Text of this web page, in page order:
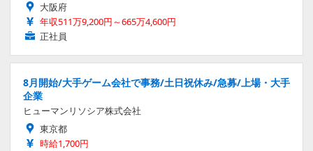
大阪府
年収511万9,200円～665万4,600円
正社員
8月開始/大手ゲーム会社で事務/土日祝休み/急募/上場・大手
企業
ヒューマンリソシア株式会社
東京都
時給1,700円